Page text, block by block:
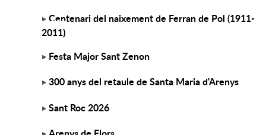
Centenari del naixement de Ferran de Pol (1911-
2011)
Festa Major Sant Zenon
300 anys del retaule de Santa Maria d'Arenys
Sant Roc 2026